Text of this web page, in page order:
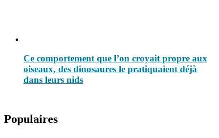
Ce comportement que l’on croyait propre aux
oiseaux, des dinosaures le pratiquaient déjà
dans leurs nids
Populaires